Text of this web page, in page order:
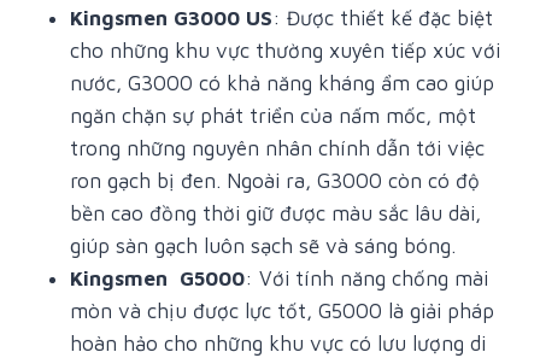
Kingsmen G3000 US: Được thiết kế đặc biệt
cho những khu vực thường xuyên tiếp xúc với
nước, G3000 có khả năng kháng ẩm cao giúp
ngăn chặn sự phát triển của nấm mốc, một
trong những nguyên nhân chính dẫn tới việc
ron gạch bị đen. Ngoài ra, G3000 còn có độ
bền cao đồng thời giữ được màu sắc lâu dài,
giúp sàn gạch luôn sạch sẽ và sáng bóng.
Kingsmen G5000: Với tính năng chống mài
mòn và chịu được lực tốt, G5000 là giải pháp
hoàn hảo cho những khu vực có lưu lượng di